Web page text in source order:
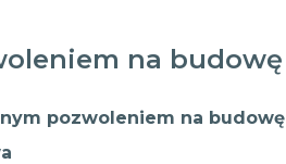
na budowę
pozwoleniem na budowę